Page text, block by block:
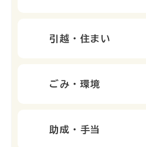
引越・住まい
ごみ・環境
助成・手当